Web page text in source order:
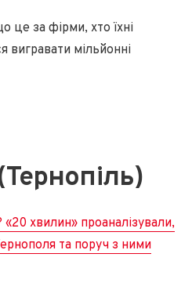
це за фірми, хто їхні
вигравати мільйонні
хвилин» проаналізували,
та поруч з ними